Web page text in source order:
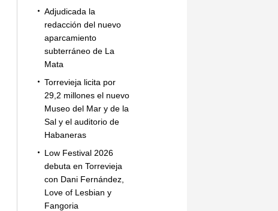
Adjudicada la
redacción del nuevo
aparcamiento
subterráneo de La
Mata
Torrevieja licita por
29,2 millones el nuevo
Museo del Mar y de la
Sal y el auditorio de
Habaneras
Low Festival 2026
debuta en Torrevieja
con Dani Fernández,
Love of Lesbian y
Fangoria